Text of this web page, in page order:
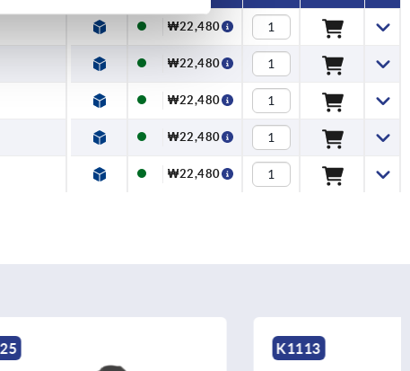
₩22,480
₩22,480
₩22,480
₩22,480
₩22,480